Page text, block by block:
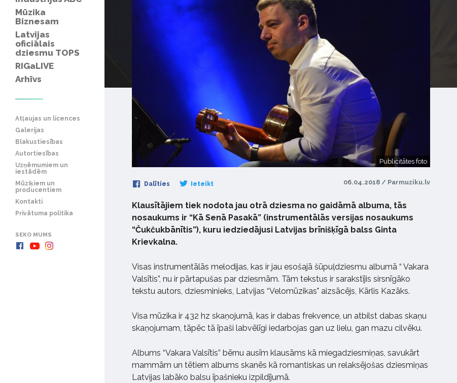
Mūzika
Biznesam
Latvijas
oficiālais
dziesmu TOPS
RIGaLIVE
Arhīvs
Atļaujas un licences
Galerijas
Blakustiesības
Autortiesības
Uzņēmumiem un
iestādēm
Mūziķiem un
producentiem
Kontakti
Privātuma politika
SEKO MUMS
Publicitātes foto
Dalīties Ieteikt 06.04.2018 / Parmuziku.lv
Klausītājiem tiek nodota jau otrā dziesma no gaidāmā albuma, tās
nosaukums ir “Kā Senā Pasakā” (instrumentālās versijas nosaukums
“Čukčukbānītis”), kuru iedziedājusi Latvijas brīnišķīgā balss Ginta
Krievkalna.
Visas instrumentālās melodijas, kas ir jau esošajā šūpuļdziesmu albumā “ Vakara
Valsītis”, nu ir pārtapušas par dziesmām. Tām tekstus ir sarakstījis sirsnīgāko
tekstu autors, dziesminieks, Latvijas “Velomūzikas" aizsācējs, Kārlis Kazāks.
Visa mūzika ir 432 hz skaņojumā, kas ir dabas frekvence, un atbilst dabas skaņu
skaņojumam, tāpēc tā īpaši labvēlīgi iedarbojas gan uz lielu, gan mazu cilvēku.
Albums “Vakara Valsītis” bērnu ausīm klausāms kā miegadziesmiņas, savukārt
mammām un tētiem albums skanēs kā romantiskas un relaksējošas dziesmiņas
Latvijas labāko balsu īpašnieku izpildījumā.